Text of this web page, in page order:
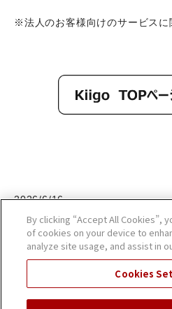
※法人のお客様向けのサービスに
2026/6/16
ギフトコラ
By clicking “Accept All Cookies”,
of cookies on your device to
analyze site usage, and assist in
Cookies